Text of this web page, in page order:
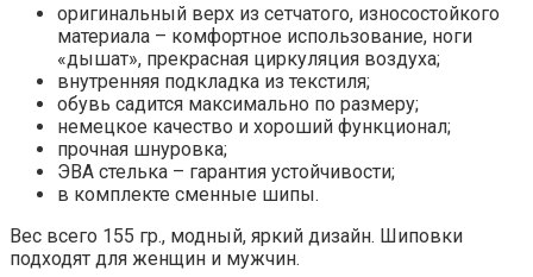
оригинальный верх из сетчатого, износостойкого
материала – комфортное использование, ноги
«дышат», прекрасная циркуляция воздуха;
внутренняя подкладка из текстиля;
обувь садится максимально по размеру;
немецкое качество и хороший функционал;
прочная шнуровка;
ЭВА стелька – гарантия устойчивости;
в комплекте сменные шипы.
Вес всего 155 гр., модный, яркий дизайн. Шиповки
подходят для женщин и мужчин.